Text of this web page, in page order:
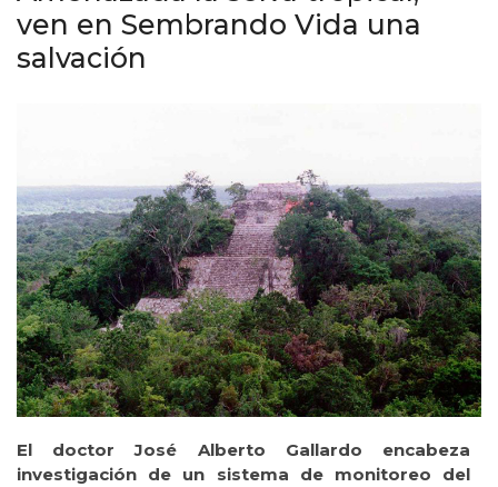
ven en Sembrando Vida una
salvación
El doctor José Alberto Gallardo encabeza
investigación de un sistema de monitoreo del